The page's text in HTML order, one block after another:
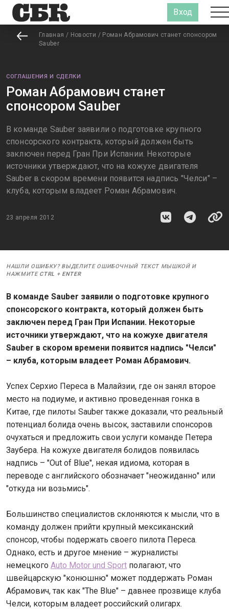
Вход
Главная / Новости / Роман Абрамович станет спонсором
Sauber
СОГЛАШЕНИЯ И СДЕЛКИ
Роман Абрамович станет
спонсором Sauber
В команде Sauber заявили о подготовке крупного
спонсорского контракта, который должен быть
заключен перед Гран При Испании. Некоторые
источники утверждают, что на кожухе двигателя
Sauber в скором времени появится надпись "Челси" –
клуба, которым владеет Роман Абрамович.
23 апреля 2012
НАШЛИ ОШИБКУ? ВЫДЕЛИТЕ ОШИБОЧНЫЙ ТЕКСТ МЫШКОЙ И
НАЖМИТЕ CTRL + ENTER
В команде Sauber заявили о подготовке крупного
спонсорского контракта, который должен быть
заключен перед Гран При Испании. Некоторые
источники утверждают, что на кожухе двигателя
Sauber в скором времени появится надпись "Челси"
– клуба, которым владеет Роман Абрамович.
Успех Серхио Переса в Малайзии, где он занял второе
место на подиуме, и активно проведенная гонка в
Китае, где пилоты Sauber также доказали, что реальный
потенциал болида очень высок, заставили спонсоров
очухаться и предложить свои услуги команде Петера
Заубера. На кожухе двигателя болидов появилась
надпись – "Out of Blue", некая идиома, которая в
переводе с английского обозначает "неожиданно" или
"откуда ни возьмись".
Большинство специалистов склоняются к мысли, что в
команду должен прийти крупный мексиканский
спонсор, чтобы подержать своего пилота Переса.
Однако, есть и другое мнение – журналисты
немецкого Auto Motor und Sport полагают, что
швейцарскую "конюшню" может поддержать Роман
Абрамович, так как "The Blue" – давнее прозвище клуба
Челси, которым владеет российский олигарх.